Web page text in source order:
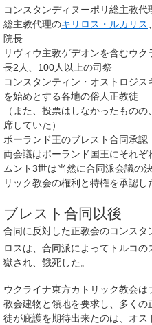
コンスタンディヌーポリ総主教
総主教代理のキリロス・ルカリス
院長
リヴィウ主教ゲデオンを含むウク
長2人、100人以上の司祭
コンスタンティン・オストロジ
を始めとする各地の俗人正教徒
（また、投票はしなかったもの
席していた）
ポーランド王のブレスト合同承認
両会議はポーランド国王にそれ
ムント3世は当然に合同派会議の
リック教会の権利と特権を承認し
ブレスト合同以後
合同に反対した正教会のコンス
ロスは、合同派によってトルコ
獄され、餓死した。
ウクライナ東方カトリック教会
教会建物と領地を要求し、多く
徒が庇護を期待出来たのは、オ